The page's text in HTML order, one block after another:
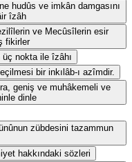
hudûs ve imkân damgasını
îzâh
ve Mecûsîlerin esir
fikirler
nokta ile îzâhı
bir inkılâb-ı azîmdir.
geniş ve muhâkemeli ve
dinle
zübdesini tazammun
hakkındaki sözleri